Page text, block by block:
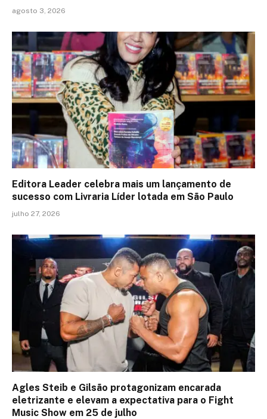
agosto 3, 2026
Editora Leader celebra mais um lançamento de
sucesso com Livraria Líder lotada em São Paulo
julho 27, 2026
Agles Steib e Gilsão protagonizam encarada
eletrizante e elevam a expectativa para o Fight
Music Show em 25 de julho